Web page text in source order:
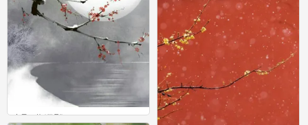
古风，梅(侵删)